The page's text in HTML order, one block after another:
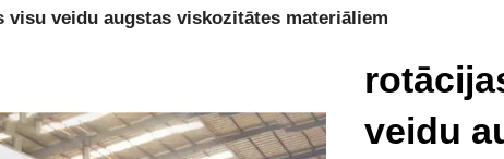
visu veidu augstas viskozitātes materiāliem
veidu